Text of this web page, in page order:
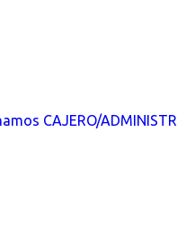
CAJERO/ADMINISTR